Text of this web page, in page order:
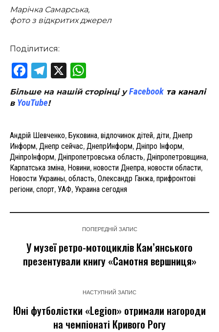
Марічка Самарська,
фото з відкритих джерел
Поділитися:
Facebook
Telegram
X
Більше на нашій сторінці уFacebook та каналі
в YouTube!
Андрій Шевченко, Буковина, відпочинок дітей, діти, Днепр
Информ, Днепр сейчас, ДнепрИнформ, Дніпро Інформ,
ДніпроІнформ, Дніпропетровська область, Дніпропетровщина,
Карпатська зміна, Новини, новости Днепра, новости области,
Новости Украины, область, Олександр Ганжа, прифронтові
регіони, спорт, УАФ, Украина сегодня
ПОПЕРЕДНІЙ ЗАПИС
У музеї ретро-мотоциклів Кам’янського
презентували книгу «Самотня вершниця»
НАСТУПНИЙ ЗАПИС
Юні футболістки «Legion» отримали нагороди
на чемпіонаті Кривого Рогу